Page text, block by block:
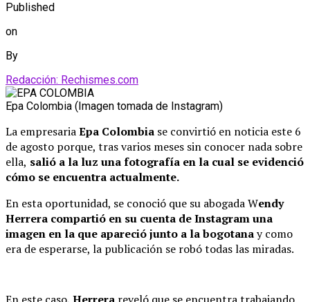
Published
on
By
Redacción: Rechismes.com
Epa Colombia (Imagen tomada de Instagram)
La empresariaEpa Colombia se convirtió en noticia este 6
de agosto porque, tras varios meses sin conocer nada sobre
ella, salió a la luz una fotografía en la cual se evidenció
cómo se encuentra actualmente.
En esta oportunidad, se conoció que su abogada Wendy
Herrera compartió en su cuenta de Instagram una
imagen en la que apareció junto a la bogotanay como
era de esperarse, la publicación se robó todas las miradas.